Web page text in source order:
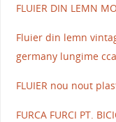
FLUIER DIN LEMN
Fluier din lemn
germany lungime
FLUIER nou nout
FURCA FURCI PT.